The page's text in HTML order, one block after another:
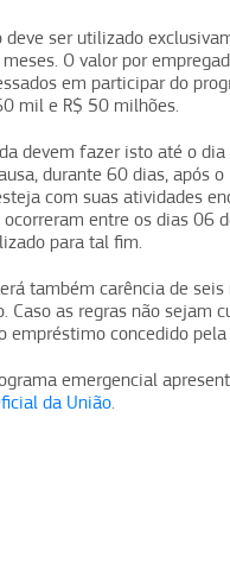
ser utilizado
O valor por
em participar do
mil e R$ 50 milhões.
devem fazer isto até o
durante 60 dias, após
com suas atividades
entre os dias 06
para tal fim.
também carência de seis
as regras não sejam
empréstimo concedido pela
emergencial
da União.